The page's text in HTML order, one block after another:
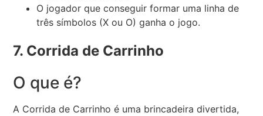
O jogador que conseguir formar uma linha de
três símbolos (X ou O) ganha o jogo.
7. Corrida de Carrinho
O que é?
A Corrida de Carrinho é uma brincadeira divertida,